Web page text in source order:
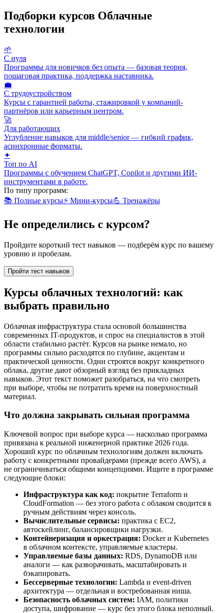
Подборки курсов Облачные
технологии
🌱
С нуля
Программы для новичков без опыта — базовая теория,
пошаговая практика, поддержка наставника.
💼
С трудоустройством
Курсы с гарантией работы, стажировкой у компаний-
партнёров или карьерным центром.
🚀
Для работающих
Углубление навыков для middle/senior — гибкий график,
асинхронные форматы.
✦
Топ по AI
Программы с обучением ChatGPT, Copilot и другими ИИ-
инструментами в работе.
По типу программ:
📚 Полные курсы⚡ Мини-курсы💪 Тренажёры
Не определились с курсом?
Пройдите короткий тест навыков — подберём курс по вашему
уровню и пробелам.
Пройти тест навыков
Курсы облачных технологий: как
выбрать правильно
Облачная инфраструктура стала основой большинства
современных IT-продуктов, и спрос на специалистов в этой
области стабильно растёт. Курсов на рынке немало, но
программы сильно расходятся по глубине, акцентам и
практической ценности. Одни строятся вокруг конкретного
облака, другие дают обзорный взгляд без прикладных
навыков. Этот текст поможет разобраться, на что смотреть
при выборе, чтобы не потратить время на поверхностный
материал.
Что должна закрывать сильная программа
Ключевой вопрос при выборе курса — насколько программа
привязана к реальной инженерной практике 2026 года.
Хороший курс по облачным технологиям должен включать
работу с конкретными провайдерами (прежде всего AWS), а
не ограничиваться общими концепциями. Ищите в программе
следующие блоки:
Инфраструктура как код: покрытие Terraform и
CloudFormation — без этого работа с облаком сводится к
ручным действиям через консоль.
Вычислительные сервисы: практика с EC2,
автоскейлинг, балансировщики нагрузки.
Контейнеризация и оркестрация: Docker и Kubernetes
в облачном контексте, управляемые кластеры.
Управляемые базы данных: RDS, DynamoDB или
аналоги — как разворачивать, масштабировать и
бэкапировать.
Бессерверные технологии: Lambda и event-driven
архитектура — отдельная и востребованная ниша.
Безопасность облачных систем: IAM, политики
доступа, шифрование — курс без этого блока неполный.